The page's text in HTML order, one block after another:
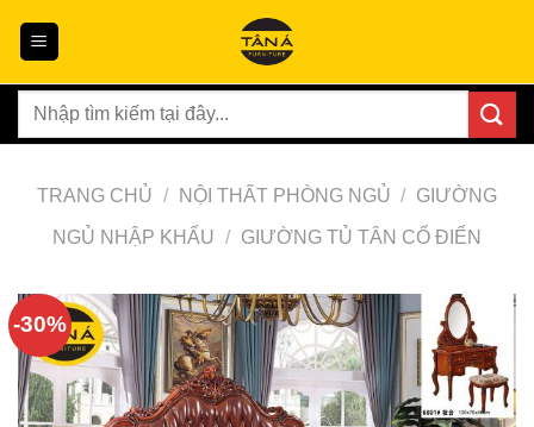
Tìm
TRANG CHỦ / NỘI THẤT PHÒNG NGỦ / GIƯỜNG
NGỦ NHẬP KHẨU / GIƯỜNG TỦ TÂN CỔ ĐIỂN
-30%